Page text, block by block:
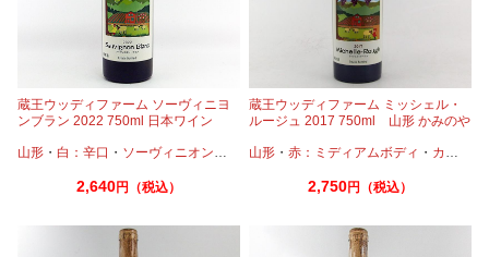
蔵王ウッディファーム ソーヴィニヨ
ンブラン 2022 750ml 日本ワイン
山形 ・ 白：辛口 ・ ソーヴィニオンブラン
2,640円（税込）
蔵王ウッディファーム ミッシェル・
ルージュ 2017 750ml 山形 かみのや
山形 ・赤：ミディアムボディ ・ カベルネ
2,750円（税込）